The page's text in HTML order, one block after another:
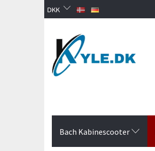
DKK
Bach Kabinescooter